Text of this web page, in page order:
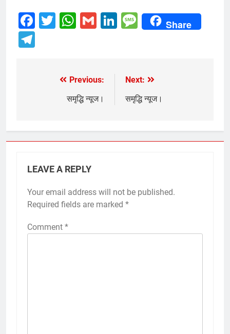
Facebook
Twitter
WhatsApp
GmailLinkedIn
Message
Share
navigation
Previous:
समृद्धि न्यूज।
Next:
समृद्धि न्यूज।
LEAVE A REPLY
Your email address will not be published.
Required fields are marked *
Comment *